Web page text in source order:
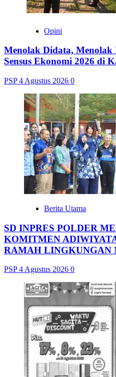
Opini
Menolak Didata,
Sensus Ekonomi 2026 di
PSP4 Agustus 2026 0
Berita Utama
SD INPRES POLDER
KOMITMEN
RAMAH LINGKUNGAN
PSP4 Agustus 2026 0